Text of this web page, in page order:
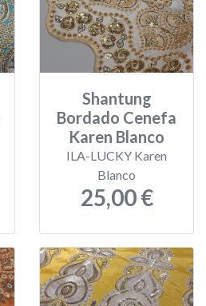
Shantung
Bordado Cenefa
Karen Blanco
ILA-LUCKY Karen
Blanco
25,00 €